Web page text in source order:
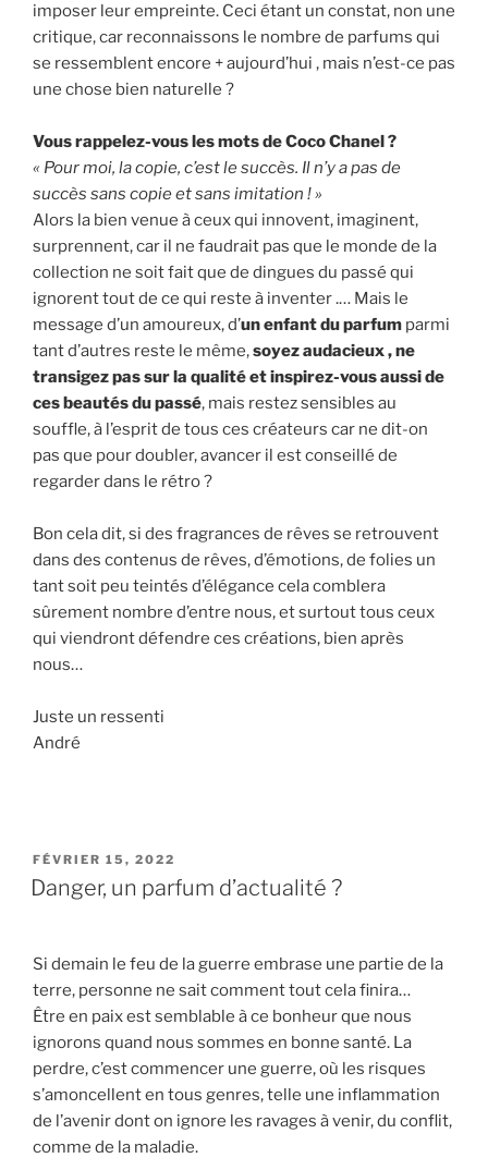
imposer leur empreinte. Ceci étant un constat, non une
critique, car reconnaissons le nombre de parfums qui
se ressemblent encore + aujourd’hui , mais n’est-ce pas
une chose bien naturelle ?
Vous rappelez-vous les mots de Coco Chanel ?
« Pour moi, la copie, c’est le succès. Il n’y a pas de
succès sans copie et sans imitation ! »
Alors la bien venue à ceux qui innovent, imaginent,
surprennent, car il ne faudrait pas que le monde de la
collection ne soit fait que de dingues du passé qui
ignorent tout de ce qui reste à inventer .… Mais le
message d’un amoureux, d’un enfant du parfum parmi
tant d’autres reste le même,soyez audacieux , ne
transigez pas sur la qualité et inspirez-vous aussi de
ces beautés du passé, mais restez sensibles au
souffle, à l’esprit de tous ces créateurs car ne dit-on
pas que pour doubler, avancer il est conseillé de
regarder dans le rétro ?
Bon cela dit, si des fragrances de rêves se retrouvent
dans des contenus de rêves, d’émotions, de folies un
tant soit peu teintés d’élégance cela comblera
sûrement nombre d’entre nous, et surtout tous ceux
qui viendront défendre ces créations, bien après
nous…
Juste un ressenti
André
PUBLIÉ
LE
FÉVRIER 15, 2022
Danger, un parfum d’actualité ?
Si demain le feu de la guerre embrase une partie de la
terre, personne ne sait comment tout cela finira…
Être en paix est semblable à ce bonheur que nous
ignorons quand nous sommes en bonne santé. La
perdre, c’est commencer une guerre, où les risques
s’amoncellent en tous genres, telle une inflammation
de l’avenir dont on ignore les ravages à venir, du conflit,
comme de la maladie.